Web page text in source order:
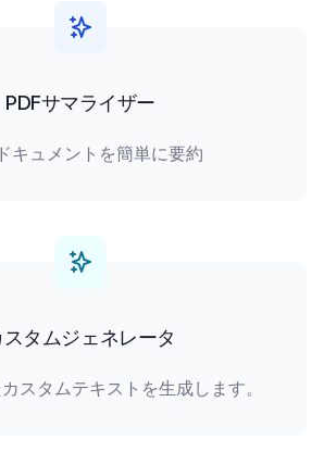
PDFサマライザー
キュメントを簡単に要約
スタムジェネレータ
スタムテキストを生成します。